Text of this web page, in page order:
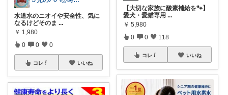
水道水のニオイや安全性、気に
なるけどそのま ...
￥ 1,980
0 0 0
コレ いいね
【大切な家族に酸素補給を🐾】
愛犬・愛猫専用 ...
￥ 5,980
0 0 118
コレ いいね